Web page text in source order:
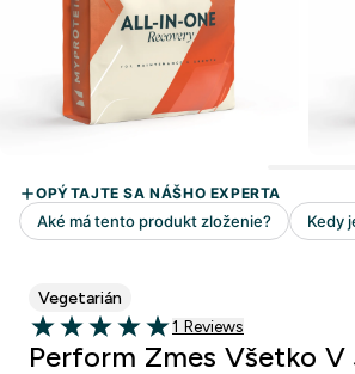
Vegetarián
5 out of 5 stars
1 customer reviews
1 Reviews
Perform Zmes Všetko V